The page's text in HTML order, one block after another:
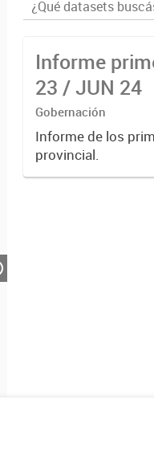
Informe
23 / JUN 24
Gobernación
Informe de los
provincial.